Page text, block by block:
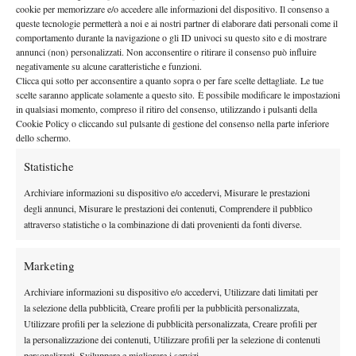
cookie per memorizzare e/o accedere alle informazioni del dispositivo. Il consenso a
queste tecnologie permetterà a noi e ai nostri partner di elaborare dati personali come il
comportamento durante la navigazione o gli ID univoci su questo sito e di mostrare
annunci (non) personalizzati. Non acconsentire o ritirare il consenso può influire
negativamente su alcune caratteristiche e funzioni.
Clicca qui sotto per acconsentire a quanto sopra o per fare scelte dettagliate. Le tue
scelte saranno applicate solamente a questo sito. È possibile modificare le impostazioni
in qualsiasi momento, compreso il ritiro del consenso, utilizzando i pulsanti della
Cookie Policy o cliccando sul pulsante di gestione del consenso nella parte inferiore
dello schermo.
Statistiche
Archiviare informazioni su dispositivo e/o accedervi, Misurare le prestazioni
degli annunci, Misurare le prestazioni dei contenuti, Comprendere il pubblico
attraverso statistiche o la combinazione di dati provenienti da fonti diverse.
Marketing
Archiviare informazioni su dispositivo e/o accedervi, Utilizzare dati limitati per
la selezione della pubblicità, Creare profili per la pubblicità personalizzata,
Utilizzare profili per la selezione di pubblicità personalizzata, Creare profili per
la personalizzazione dei contenuti, Utilizzare profili per la selezione di contenuti
non ancora un fulmine di guerra negli spostamenti; il terzo set è
così diventato un parziale equilibratissimo e di alto livello, che ha
visto la Kostyuk emergere vincitrice dopo un break chirurgico al
nono game ed un ultimo gioco condotto in modo convinto ed
aggressivo fin dal primo punto. Il dritto in spinta ad uscire che le
ha regalato il match è stato il simbolo della sua vittoria, arrivata
grazie alla convinzione nei propri mezzi di poter far partita pari
professionistico rispetto al suo e più esperte di lei.
Potrebbe risultare un po’ banale, ma estremamente efficace,
paragonare il gioco ed il fisico della Kostyuk alla tennista ucraina
ad oggi più forte della storia, Elina Svitolina. La Kostyuk infatti
racchetta), ma anche una struttura fisica ne’ eccessivamente
slanciata o robusta, ne’ troppo compatta o minuta. Il modo di
portare il rovescio è molto simile a quello di Elina, in particolare
per la gestione di questo colpo con la mano ed il braccio sinistri.
La prima di servizio della Kostyuk è probabilmente già più